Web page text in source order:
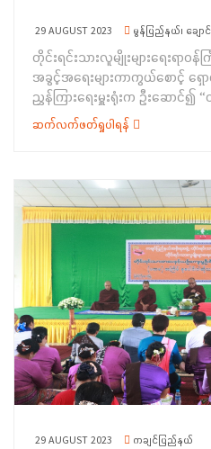
ပါသည်။
ကောက်ယူ ရခြင်းရည်ရွယ်ချက်နှင့် တို
ပါသည်။ဆက်လက်၍ လူဝင်မှုကြီးကြ
ဝန်ကြီးဌာနမှ မြောက်ပိုင်းခရိုင်မှူး ဒ
လူဝင်မှုကြီးကြပ်ရေးဦးစီးဌာန၏
အခြေအနေများအား လည်းကောင်း၊
အမျိုးသမီးအခွင့် အရေး၊ ကလေး
အကြောင်းအရာများကိုလည်းကောင်း
ထို့နောက် သမဝါယမဦးစီးဌာနမှ မြို့
သမဝါယမ ဦးစီးဌာန၏ လုပ်ငန်းစ
ချေးငွေအကြောင်း၊ အခြေခံစားသ
အခြေအနေများကိုလည်းကောင်း၊
ဦးစီးဌာနမှ ဦးစီးအရာရှိ ဒေါ်စန်
ဦးစီးဌာန၏ သင်တန်းဖွင့်လှစ်ပေး
လှစ်ရခြင်း၏ ရည်ရွယ်ချက်၊ သင်တ
အကြောင်းအရာများနှင့် အမျိုးအ
ရှင်းလင်းပြောကြားခဲ့ပြီးနောက်
မှတ်တမ်းတင်ဓာတ်ပုံရိုက်ကူးခဲ့ပါ
ရန်ကုန်တိုင်းဒေသကြီးညွှန်ကြားရေးမှူ
29 AUGUST 2023 မွန်ပြည်နယ်၊ ချေ
တိုင်းရင်းသားလူမျိုးများရေးရာဝန်
အခွင့်အရေးများကာကွယ်စောင့် ရှော
ညွှန်ကြားရေးမှူးရုံးက ဦးဆောင်၍
ဆိုင်ရာ အသိပညာပေးဟောပြောခြင်
အသက်မွေးဝမ်းကျောင်းပညာလိုအ
အချိန်တွင် မွန်ပြည်နယ်၊ ချောင်းဆုံ
ကျေးရွာခန်းမ ၌ ကျင်းပပြုလုပ်
မွန်ပြည်နယ်အစိုးရအဖွဲ့ဝင် တိုင်းရင်း
ဦးက နှုတ်ခွန်းဆက်စကားပြောကြာ
များကာကွယ်စောင့်ရှောက်ရေးဦးစီ
ရုံးမှ လက်ထောက်ညွှန်ကြားရေးမှူး
တိုင်းရင်းသား လူမျိုးများရေးရာ
နေမှုများ၊ အမုန်းစကားနှင့် အကြ
တားဆီးခြင်းဆိုင်ရာ အသိပညာပေးကိ
&nbsp; ဦးစီး အရာရှိ ဒေါ်ဌေးမို့မို့
အခွင့်အရေးကာကွယ်စောင့်ရှောက်သ
ပြဋ္ဌာန်းထားရှိသည့် တိုင်းရင်းသားအ
သဘောတူ စာချုပ်ကို လိုက်နာဆောင်
ဆက်လက်ဖတ်ရှုပါရန်
29 AUGUST 2023 ကချင်ပြည်နယ်